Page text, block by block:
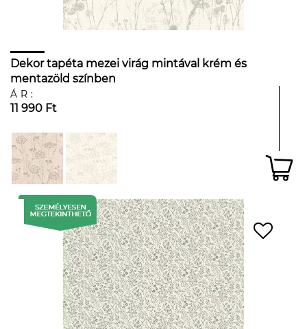
Dekor tapéta mezei virág mintával krém és
mentazöld színben
ÁR:
11 990 Ft